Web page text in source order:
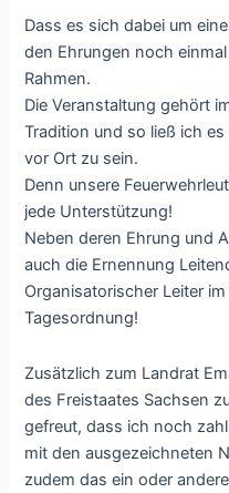
Dass es sich dabei um
den Ehrungen noch
Rahmen.
Die Veranstaltung gehört
Tradition und so ließ ich
vor Ort zu sein.
Denn unsere
jede Unterstützung!
Neben deren Ehrung und
auch die Ernennung
Organisatorischer Leiter
Tagesordnung!
Zusätzlich zum Landrat
des Freistaates Sachsen
gefreut, dass ich noch
mit den ausgezeichneten
zudem das ein oder